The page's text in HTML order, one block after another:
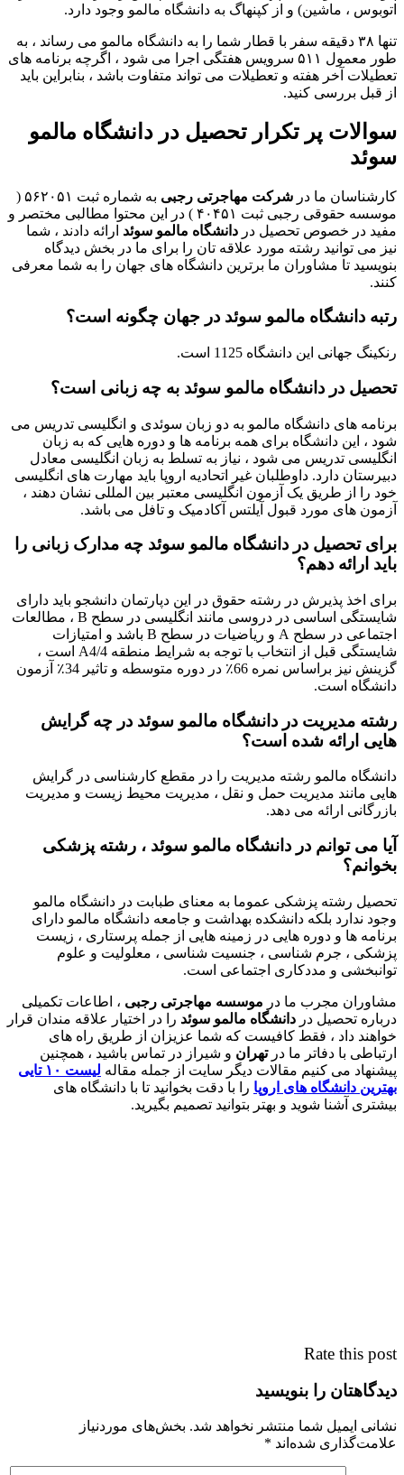
اتوبوس ، ماشین) و از کپنهاگ به دانشگاه مالمو وجود دارد.
تنها ۳۸ دقیقه سفر با قطار شما را به دانشگاه مالمو می رساند ، به
طور معمول ۵۱۱ سرویس هفتگی اجرا می شود ، اگرچه برنامه های
تعطیلات آخر هفته و تعطیلات می تواند متفاوت باشد ، بنابراین باید
از قبل بررسی کنید.
سوالات پر تکرار تحصیل در دانشگاه مالمو
سوئد
کارشناسان ما در شرکت مهاجرتی رجبی
به شماره ثبت ۵۶۲۰۵۱ (
موسسه حقوقی رجبی ثبت ۴۰۴۵۱ ) در این محتوا مطالبی مختصر و
مفید در خصوص تحصیل در دانشگاه مالمو سوئد ارائه دادند ، شما
نیز می توانید رشته مورد علاقه تان را برای ما در بخش دیدگاه
بنویسید تا مشاوران ما برترین دانشگاه های جهان را به شما معرفی
کنند.
رتبه دانشگاه مالمو سوئد در جهان چگونه است؟
رنکینگ جهانی این دانشگاه 1125 است.
تحصیل در دانشگاه مالمو سوئد به چه زبانی است؟
برنامه های دانشگاه مالمو به دو زبان سوئدی و انگلیسی تدریس می
شود ، این دانشگاه برای همه برنامه ها و دوره هایی که به زبان
انگلیسی تدریس می شود ، نیاز به تسلط به زبان انگلیسی معادل
دبیرستان دارد. داوطلبان غیر اتحادیه اروپا باید مهارت های انگلیسی
خود را از طریق یک آزمون انگلیسی معتبر بین المللی نشان دهند ،
آزمون های مورد قبول آیلتس آکادمیک و تافل می باشد.
برای تحصیل در دانشگاه مالمو سوئد چه مدارک زبانی را
باید ارائه دهم؟
برای اخذ پذیرش در رشته حقوق در این دپارتمان دانشجو باید دارای
شایستگی اساسی در دروسی مانند انگلیسی در سطح B ، مطالعات
اجتماعی در سطح A و ریاضیات در سطح B باشد و امتیازات
شایستگی قبل از انتخاب با توجه به شرایط منطقه 4/A4 است ،
گزینش نیز براساس نمره 66٪ در دوره متوسطه و تاثیر 34٪ آزمون
دانشگاه است.
رشته مدیریت در دانشگاه مالمو سوئد در چه گرایش
هایی ارائه شده است؟
دانشگاه مالمو رشته مدیریت را در مقطع کارشناسی در گرایش
هایی مانند مدیریت حمل و نقل ، مدیریت محیط زیست و مدیریت
بازرگانی ارائه می دهد.
آیا می توانم در دانشگاه مالمو سوئد ، رشته پزشکی
بخوانم؟
تحصیل رشته پزشکی عموما به معنای طبابت در دانشگاه مالمو
وجود ندارد بلکه دانشکده بهداشت و جامعه دانشگاه مالمو دارای
برنامه ها و دوره هایی در زمینه هایی از جمله پرستاری ، زیست
پزشکی ، جرم شناسی ، جنسیت شناسی ، معلولیت و علوم
توانبخشی و مددکاری اجتماعی است.
مشاوران مجرب ما در موسسه مهاجرتی رجبی ، اطاعات تکمیلی
درباره تحصیل در دانشگاه مالمو سوئد را در اختیار علاقه مندان قرار
خواهند داد ، فقط کافیست که شما عزیزان از طریق راه های
ارتباطی با دفاتر ما درتهران و شیراز در تماس باشید ، همچنین
پیشنهاد می کنیم مقالات دیگر سایت از جمله مقاله
لیست ۱۰ تایی
بهترین دانشگاه های اروپا را با دقت بخوانید تا با دانشگاه های
بیشتری آشنا شوید و بهتر بتوانید تصمیم بگیرید.
Rate this post
دیدگاهتان را بنویسید
نشانی ایمیل شما منتشر نخواهد شد. بخش‌های موردنیاز
علامت‌گذاری شده‌اند *